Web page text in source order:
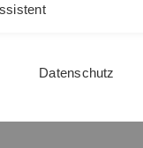
Datenschutz